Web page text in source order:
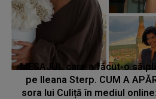
MESAJUL care a făcut-o să
pe Ileana Sterp. CUM A
sora lui Culiță în mediul